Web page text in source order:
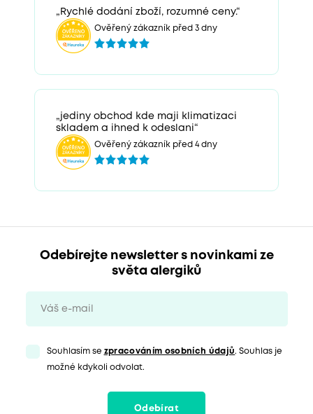
„Rychlé dodání zboží, rozumné ceny.“
Ověřený zákazník před 3 dny
„jediny obchod kde maji klimatizaci
skladem a ihned k odeslani“
Ověřený zákazník před 4 dny
Odebírejte newsletter s novinkami ze
světa alergiků
Souhlasím se zpracováním osobních údajů. Souhlas je
možné kdykoli odvolat.
Odebírat